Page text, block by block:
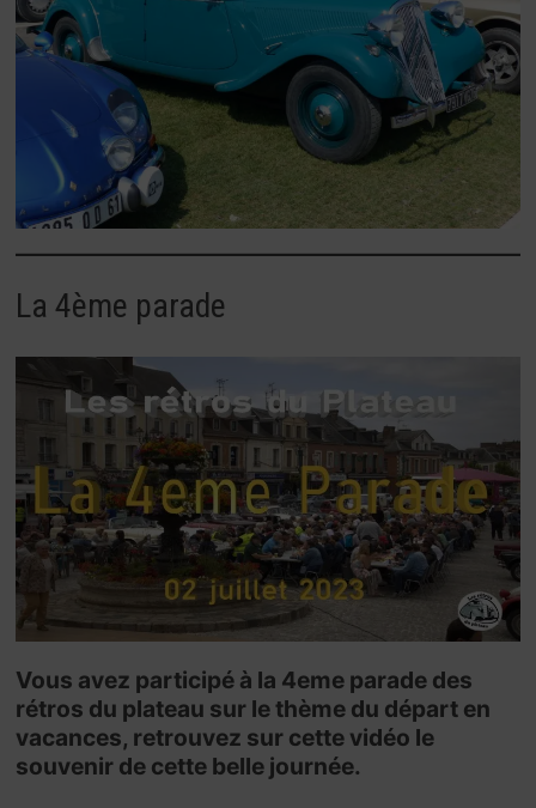
La 4ème parade
Vous avez participé à la 4eme parade des
rétros du plateau sur le thème du départ en
vacances, retrouvez sur cette vidéo le
souvenir de cette belle journée.